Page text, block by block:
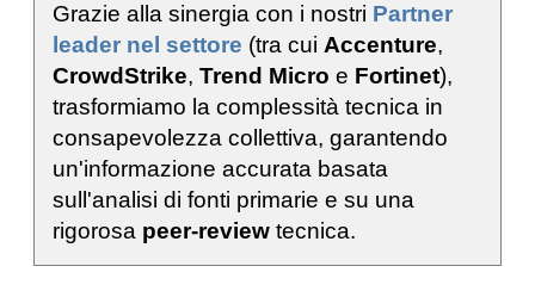
Grazie alla sinergia con i nostri Partner
leader nel settore (tra cui Accenture,
CrowdStrike, Trend Micro e Fortinet),
trasformiamo la complessità tecnica in
consapevolezza collettiva, garantendo
un'informazione accurata basata
sull'analisi di fonti primarie e su una
rigorosa peer-review tecnica.